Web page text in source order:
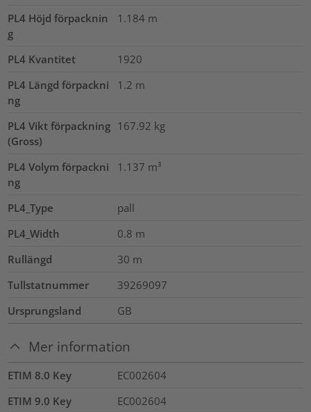
PL4 Höjd förpacknin
g
1.184 m
PL4 Kvantitet
1920
PL4 Längd förpackni
ng
1.2 m
PL4 Vikt förpackning
(Gross)
167.92 kg
PL4 Volym förpackni
ng
1.137 m³
PL4_Type
pall
PL4_Width
0.8 m
Rullängd
30 m
Tullstatnummer
39269097
Ursprungsland
GB
Mer information
ETIM 8.0 Key
EC002604
ETIM 9.0 Key
EC002604